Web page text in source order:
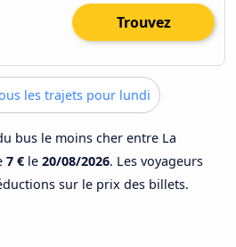
Trouvez
les trajets pour lundi
bus le moins cher entre La
7 € le 20/08/2026. Les voyageurs
sur le prix des billets.